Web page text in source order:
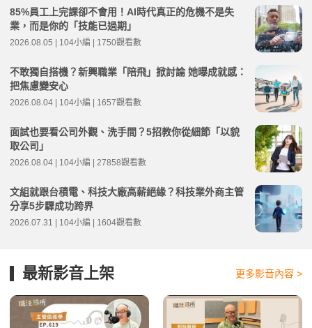
85%員工上完課卻不會用！AI時代真正的危機不是失
業，而是你的「技能已過期」
2026.08.05 | 104小編 | 1750觀看數
不敢獨自搭機？新興職業「陪飛」掀討論 她曝成就感：
把焦慮變安心
2026.08.04 | 104小編 | 1657觀看數
面試也要看公司外觀、洗手間？5招教你從細節「以貌
取公司」
2026.08.04 | 104小編 | 27858觀看數
文組就跟台積電、科技大廠高薪絕緣？科技業外商主管
分享5步驟成功跨界
2026.07.31 | 104小編 | 1604觀看數
最新影音上架 更多影音內容 >